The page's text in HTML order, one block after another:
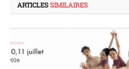
ARTICLESSIMILAIRES